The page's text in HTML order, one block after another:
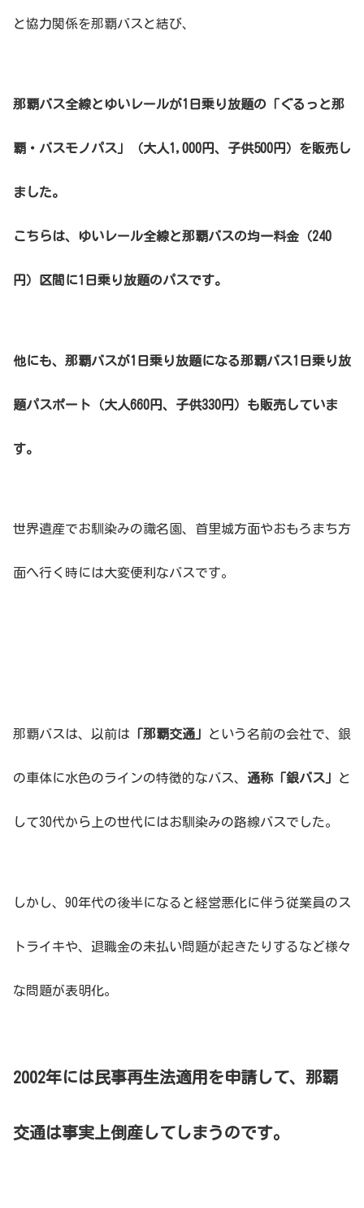
と協力関係を那覇バスと結び、
那覇バス全線とゆいレールが1日乗り放題の「ぐるっと那
覇・バスモノパス」（大人1,000円、子供500円）を販売し
ました。
こちらは、ゆいレール全線と那覇バスの均一料金（240
円）区間に1日乗り放題のパスです。
他にも、那覇バスが1日乗り放題になる那覇バス1日乗り放
題パスポート（大人660円、子供330円）も販売していま
す。
世界遺産でお馴染みの識名園、首里城方面やおもろまち方
面へ行く時には大変便利なバスです。
那覇バスは、以前は 「那覇交通」 という名前の会社で、銀
の車体に水色のラインの特徴的なバス、 通称「銀バス」 と
して30代から上の世代にはお馴染みの路線バスでした。
しかし、90年代の後半になると経営悪化に伴う従業員のス
トライキや、退職金の未払い問題が起きたりするなど様々
な問題が表明化。
2002年には民事再生法適用を申請して、那覇
交通は事実上倒産してしまうのです。